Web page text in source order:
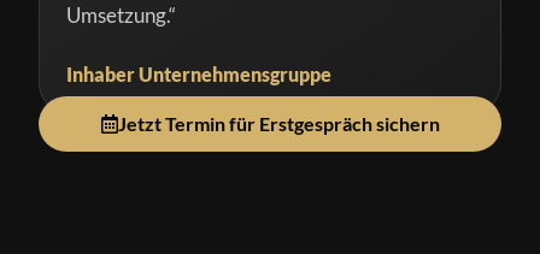
Umsetzung.“
Inhaber Unternehmensgruppe
Jetzt Termin für Erstgespräch sichern